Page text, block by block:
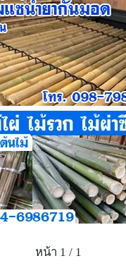
หน้า 1 / 1